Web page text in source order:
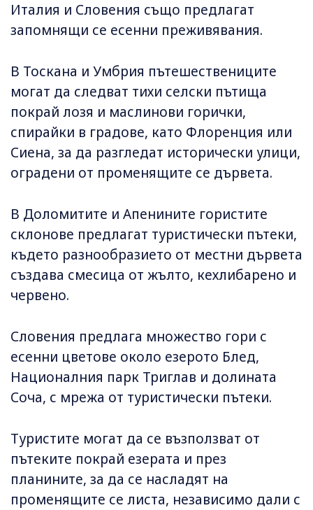
Италия и Словения също предлагат
запомнящи се есенни преживявания.
В Тоскана и Умбрия пътешествениците
могат да следват тихи селски пътища
покрай лозя и маслинови горички,
спирайки в градове, като Флоренция или
Сиена, за да разгледат исторически улици,
оградени от променящите се дървета.
В Доломитите и Апенините гористите
склонове предлагат туристически пътеки,
където разнообразието от местни дървета
създава смесица от жълто, кехлибарено и
червено.
Словения предлага множество гори с
есенни цветове около езерото Блед,
Националния парк Триглав и долината
Соча, с мрежа от туристически пътеки.
Туристите могат да се възползват от
пътеките покрай езерата и през
планините, за да се насладят на
променящите се листа, независимо дали с